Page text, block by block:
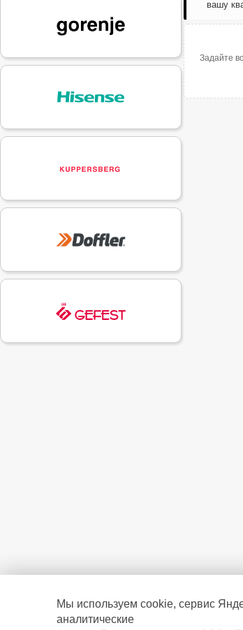
вашу
Задайте
Мы используем cookie, сервис
аналитические